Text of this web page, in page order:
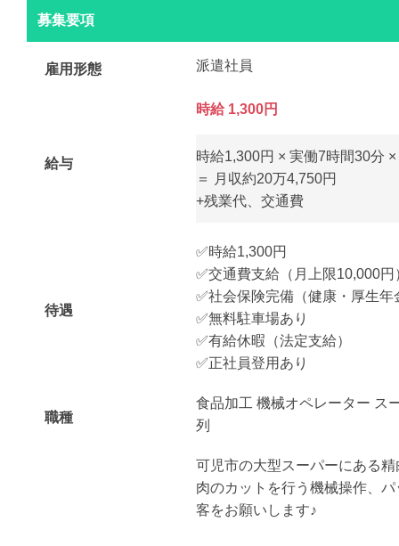
募集要項
雇用形態 派遣社員
給与
時給 1,300円
時給1,300円 × 実働7時間30分
＝ 月収約20万4,750円
+残業代、交通費
待遇
✅時給1,300円
✅交通費支給（月上限10,000円
✅社会保険完備（健康・厚生
✅無料駐車場あり
✅有給休暇（法定支給）
✅正社員登用あり
職種
食品加工 機械オペレーター ス
列
可児市の大型スーパーにある
肉のカットを行う機械操作、
客をお願いします♪